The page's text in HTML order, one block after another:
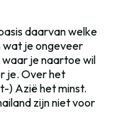
daarvan welke
wat je ongeveer
je naartoe wil
je. Over het
) Azië het minst.
zijn niet voor